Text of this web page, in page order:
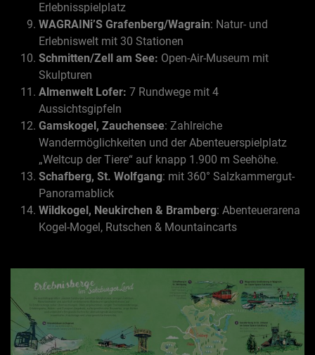
Erlebnisspielplatz
WAGRAINi’S Grafenberg/Wagrain: Natur- und
Erlebniswelt mit 30 Stationen
Schmitten/Zell am See: Open-Air-Museum mit
Skulpturen
Almenwelt Lofer: 7 Rundwege mit 4
Aussichtsgipfeln
Gamskogel, Zauchensee: Zahlreiche
Wandermöglichkeiten und der Abenteuerspielplatz
„Weltcup der Tiere“ auf knapp 1.900 m Seehöhe.
Schafberg, St. Wolfgang: mit 360° Salzkammergut-
Panoramablick
Wildkogel, Neukirchen & Bramberg: Abenteuerarena
Kogel-Mogel, Rutschen & Mountaincarts